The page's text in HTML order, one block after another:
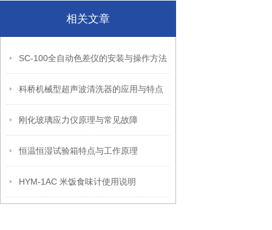
相关文章
SC-100全自动色差仪的安装与操作方法
科桥机械型超声波清洗器的应用与特点
刚化玻璃应力仪原理与常见故障
恒温恒湿试验箱特点与工作原理
HYM-1AC 米饭食味计使用说明